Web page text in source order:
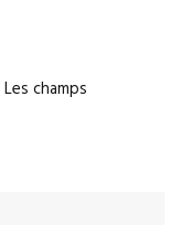
Les champs